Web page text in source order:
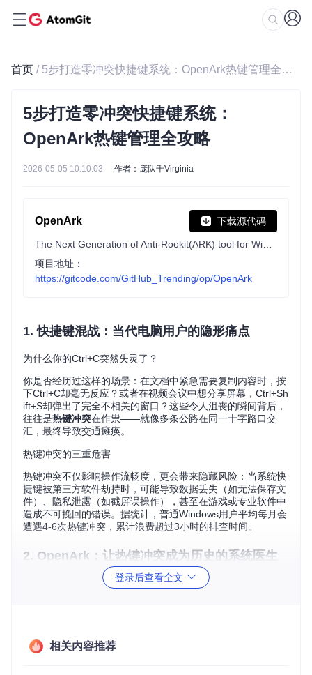
首页 / 5步打造零冲突快捷键系统：OpenArk热键管理全攻略
5步打造零冲突快捷键系统：
OpenArk热键管理全攻略
2026-05-05 10:10:03 作者：庞队千Virginia
OpenArk 下载源代码
项目地址：
https://gitcode.com/GitHub_Trending/op/OpenArk
1. 快捷键混战：当代电脑用户的隐形痛点
为什么你的Ctrl+C突然失灵了？
你是否经历过这样的场景：在文档中紧急需要复制内容时，按
下Ctrl+C却毫无反应？或者在视频会议中想分享屏幕，Ctrl+Sh
ift+S却弹出了完全不相关的窗口？这些令人沮丧的瞬间背后，
往往是热键冲突在作祟——就像多条公路在同一十字路口交
汇，最终导致交通瘫痪。
热键冲突的三重危害
热键冲突不仅影响操作流畅度，更会带来隐藏风险：当系统快
捷键被第三方软件劫持时，可能导致数据丢失（如无法保存文
件）、隐私泄露（如截屏误操作），甚至在游戏或专业软件中
造成不可挽回的错误。据统计，普通Windows用户平均每月会
遭遇4-6次热键冲突，累计浪费超过3小时的排查时间。
2. OpenArk：让热键冲突成为历史的系统医生
组合都能准确到达目的地。
登录后查看全文
相关内容推荐